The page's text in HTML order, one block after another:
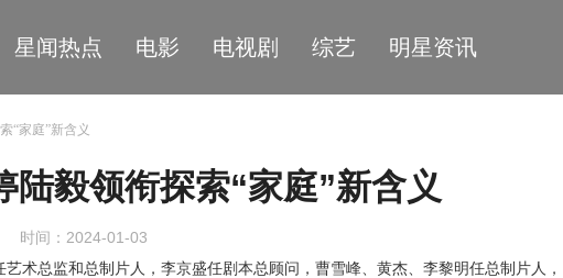
星闻热点 电影 电视剧 综艺 明星资讯
“家庭”新含义
陆毅领衔探索“家庭”新含义
时间：2024-01-03
术总监和总制片人，李京盛任剧本总顾问，曹雪峰、黄杰、李黎明任总制片人，